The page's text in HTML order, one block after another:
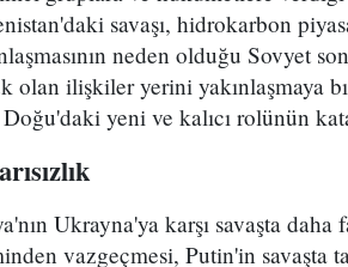
savaşı, hidrokarbon
neden olduğu Sovyet
olan ilişkiler yerini yakınlaşmaya
yeni ve kalıcı rolünün
Ukrayna'ya karşı savaşta
vazgeçmesi, Putin'in savaşta